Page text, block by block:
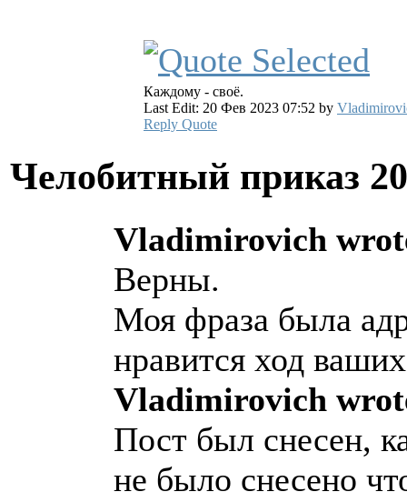
Каждому - своё.
Last Edit: 20 Фев 2023 07:52 by
Reply Quote
Челобитный приказ
Vladimirovich
Верны.
Моя фраза была
нравится ход
Vladimirovich
Пост был снесен,
не было снесено